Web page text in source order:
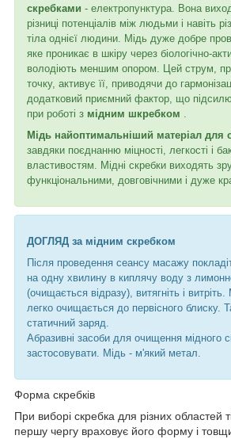
скребками - електропунктура. Вона
різниці потенціалів між людьми і навіть
тіла однієї людини. Мідь дуже добре
яке проникає в шкіру через біологічно-
володіють меншим опором. Цей струм,
точку, активує її, приводячи до
додатковий приємний фактор, що
при роботі з мідним шкребком
Мідь найоптимальніший матеріал для
завдяки поєднанню міцності, легкості і
властивостям. Мідні скребки виходять
функціональними, довговічними і дуже
ДОГЛЯД за мідним скребком
Після проведення сеансу масажу
на одну хвилину в киплячу воду з
(очищається відразу), витягніть і
легко очищається до первісного блиску.
статичний заряд.
Абразивні засоби для очищення мідного
застосовувати. Мідь - м'який метал.
Форма скребків
При виборі скребка для різних областей
першу чергу враховує його форму і